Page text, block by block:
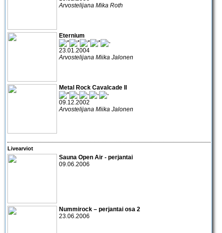
Arvostelijana Mika Roth
Eternium
23.01.2004
Arvostelijana Miika Jalonen
Metal Rock Cavalcade II
09.12.2002
Arvostelijana Miika Jalonen
Livearviot
Sauna Open Air - perjantai
09.06.2006
Nummirock – perjantai osa 2
23.06.2006